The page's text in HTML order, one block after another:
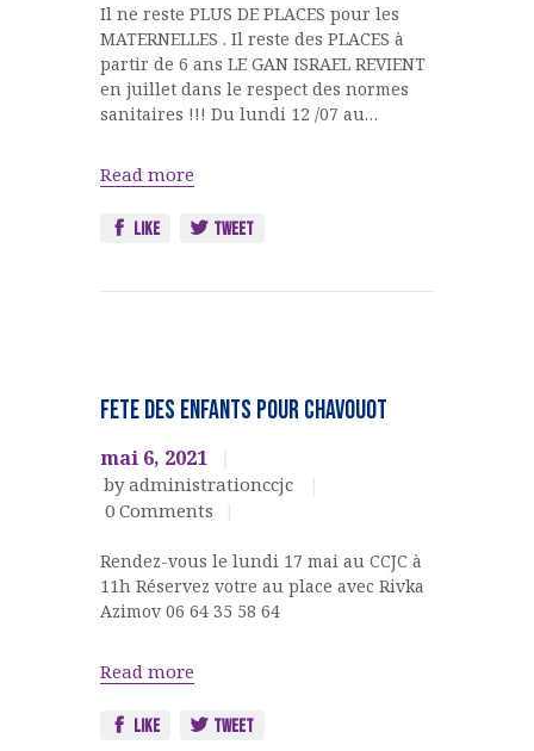
Il ne reste PLUS DE PLACES pour les
MATERNELLES . Il reste des PLACES à
partir de 6 ans LE GAN ISRAEL REVIENT
en juillet dans le respect des normes
sanitaires !!! Du lundi 12 /07 au…
Read more
Like Tweet
FETES
Jeunesse
classé
FETE des ENFANTS pour CHAVOUOT
mai 6, 2021
by administrationccjc
0 Comments
Rendez-vous le lundi 17 mai au CCJC à
11h Réservez votre au place avec Rivka
Azimov 06 64 35 58 64
Read more
Like Tweet